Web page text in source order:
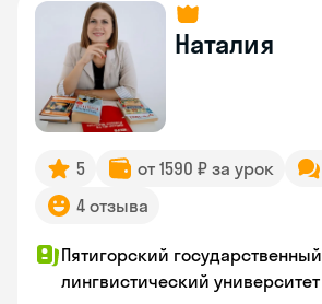
Наталия
5 от 1590 ₽ за урок
4 отзыва
Пятигорский государственный
лингвистический университет